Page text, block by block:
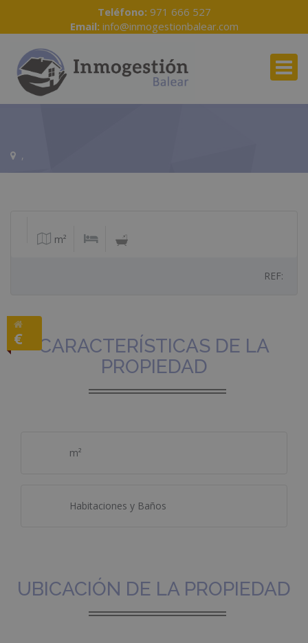
Teléfono: 971 666 527
Email: info@inmogestionbalear.com
,
m²
REF:
€
CARACTERÍSTICAS DE LA
PROPIEDAD
m²
Habitaciones y Baños
UBICACIÓN DE LA PROPIEDAD